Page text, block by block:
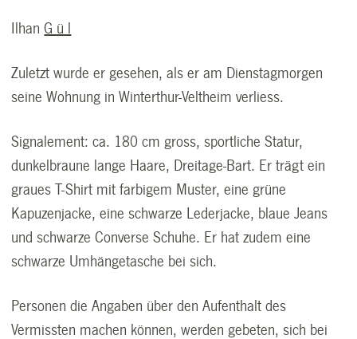
IlhanG ü l
Zuletzt wurde er gesehen, als er am Dienstagmorgen
seine Wohnung in Winterthur-Veltheim verliess.
Signalement: ca. 180 cm gross, sportliche Statur,
dunkelbraune lange Haare, Dreitage-Bart. Er trägt ein
graues T-Shirt mit farbigem Muster, eine grüne
Kapuzenjacke, eine schwarze Lederjacke, blaue Jeans
und schwarze Converse Schuhe. Er hat zudem eine
schwarze Umhängetasche bei sich.
Personen die Angaben über den Aufenthalt des
Vermissten machen können, werden gebeten, sich bei